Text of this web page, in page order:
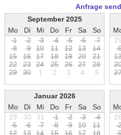
Anfrage
September 2025
Mo
Di Mi Do Fr Sa
So
1
2 3 4 5 6
7
8
9 10 11 12 13 14
15 16 17 18 19 20 21
22 23 24 25 26 27 28
29 30 1 2 3 4 5
1
2
2
Januar 2026
Mo
Di Mi Do Fr Sa
So
29
30 31 1 2 3
4
5
6 7 8 9 10 11
12 13 14 15 16 17 18